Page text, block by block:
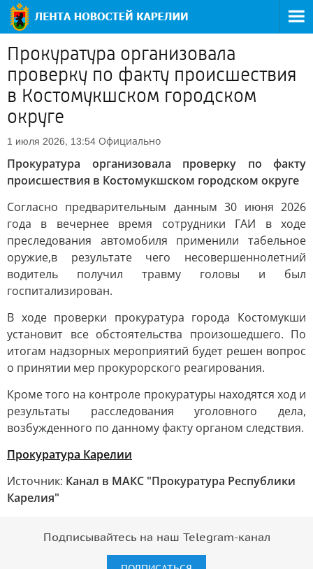
Прокуратура организовала
проверку по факту происшествия
в Костомукшском городском
округе
1 июля 2026, 13:54 Официально
Прокуратура организовала проверку по факту
происшествия в Костомукшском городском округе
Согласно предварительным данным 30 июня 2026
года в вечернее время сотрудники ГАИ в ходе
преследования автомобиля применили табельное
оружие,в результате чего несовершеннолетний
водитель получил травму головы и был
госпитализирован.
В ходе проверки прокуратура города Костомукши
установит все обстоятельства произошедшего. По
итогам надзорных мероприятий будет решен вопрос
о принятии мер прокурорского реагирования.
Кроме того на контроле прокуратуры находятся ход и
результаты расследования уголовного дела,
возбужденного по данному факту органом следствия.
Прокуратура Карелии
Источник: Канал в МАКС "Прокуратура Республики
Карелия"
Подписывайтесь на наш Telegram-канал